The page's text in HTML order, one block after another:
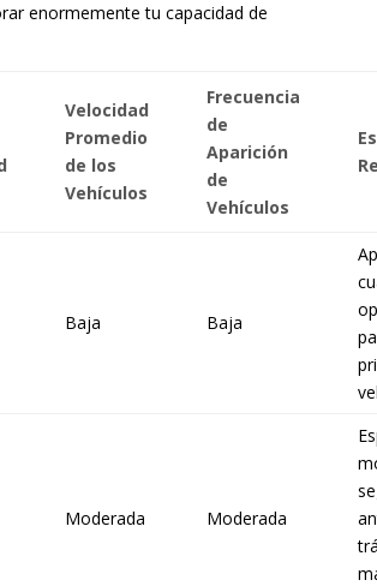
enormemente tu capacidad de
Velocidad
Promedio
de los
Vehículos
Frecuencia
de
Aparición
de
Vehículos
Baja Baja
Moderada Moderada